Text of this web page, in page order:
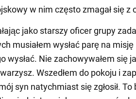
w nim często zmagał się z
jako starszy oficer grupy
musiałem wysłać parę na
wysłać. Nie zachowywałem się
Wszedłem do pokoju i
syn natychmiast się zgłosił. To